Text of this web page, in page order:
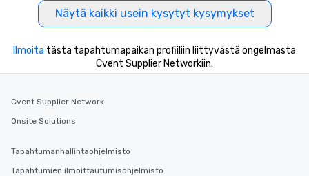
Näytä kaikki usein kysytyt kysymykset
Ilmoita tästä tapahtumapaikan profiiliin liittyvästä ongelmasta
Cvent Supplier Networkiin.
Cvent Supplier Network
Onsite Solutions
Tapahtumanhallintaohjelmisto
Tapahtumien ilmoittautumisohjelmisto